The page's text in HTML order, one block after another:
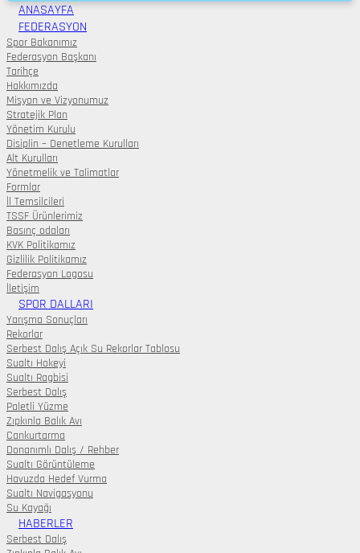
Primary
Menu
ANASAYFA
FEDERASYON
Spor Bakanımız
Federasyon Başkanı
Tarihçe
Hakkımızda
Misyon ve Vizyonumuz
Stratejik Plan
Yönetim Kurulu
Disiplin – Denetleme Kurulları
Alt Kurulları
Yönetmelik ve Talimatlar
Formlar
İl Temsilcileri
TSSF Ürünlerimiz
Basınç odaları
KVK Politikamız
Gizlilik Politikamız
Federasyon Logosu
İletişim
SPOR DALLARI
Yarışma Sonuçları
Rekorlar
Serbest Dalış Açık Su Rekorlar Tablosu
Sualtı Hokeyi
Sualtı Ragbisi
Serbest Dalış
Paletli Yüzme
Zıpkınla Balık Avı
Cankurtarma
Donanımlı Dalış / Rehber
Sualtı Görüntüleme
Havuzda Hedef Vurma
Sualtı Navigasyonu
Su Kayağı
HABERLER
Serbest Dalış